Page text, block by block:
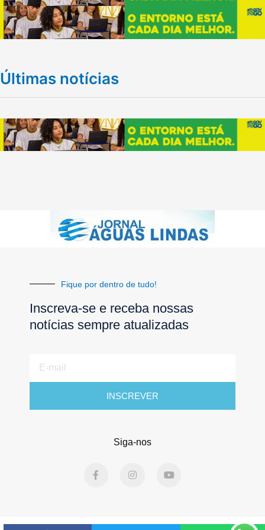
Últimas notícias
Fique por dentro de tudo!
Inscreva-se e receba nossas
notícias sempre atualizadas
mail
INSCREVER
Siga-nos
a
o
n
r
o
e